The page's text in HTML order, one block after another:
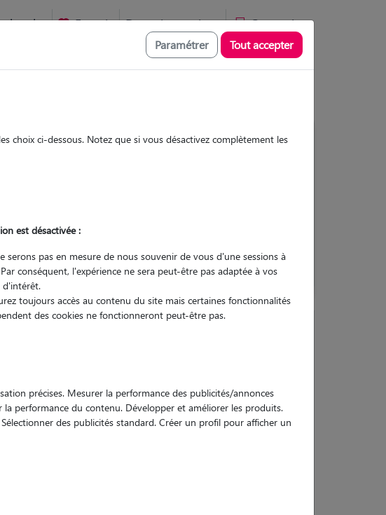
Favoris Devenir pet sitter Connexion
garanties
Paramétrer Tout accepter
choix ci-dessous. Notez que si vous désactivez complètement les
est désactivée :
serons pas en mesure de nous souvenir de vous d'une sessions à
conséquent, l'expérience ne sera peut-être pas adaptée à vos
d'intérêt.
toujours accès au contenu du site mais certaines fonctionnalités
des cookies ne fonctionneront peut-être pas.
précises. Mesurer la performance des publicités/annonces
performance du contenu. Développer et améliorer les produits.
des publicités standard. Créer un profil pour afficher un